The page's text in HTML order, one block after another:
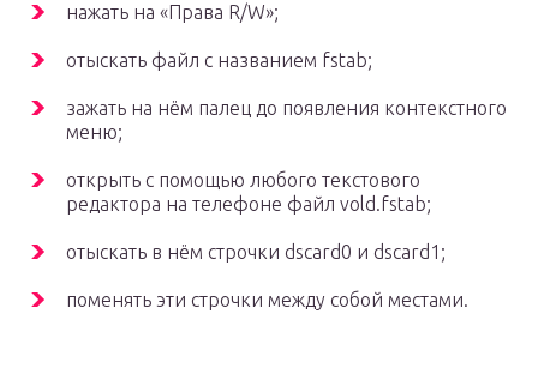
нажать на «Права R/W»;
отыскать файл с названием fstab;
зажать на нём палец до появления контекстного
меню;
открыть с помощью любого текстового
редактора на телефоне файл vold.fstab;
отыскать в нём строчки dscard0 и dscard1;
поменять эти строчки между собой местами.